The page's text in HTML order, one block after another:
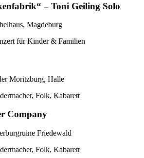
– Toni Geiling Solo
Magdeburg
für Kinder & Familien
Moritzburg, Halle
Folk, Kabarett
Company
Friedewald
Folk, Kabarett